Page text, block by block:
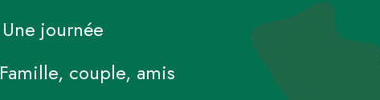
Une journée
Famille, couple, amis